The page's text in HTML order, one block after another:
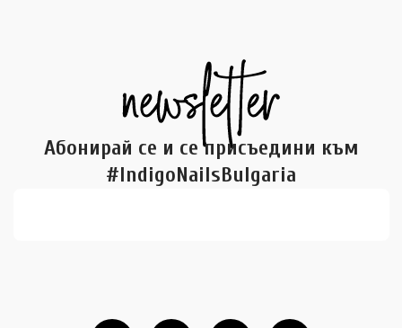
Абонирай се и се присъедини към
#IndigoNailsBulgaria